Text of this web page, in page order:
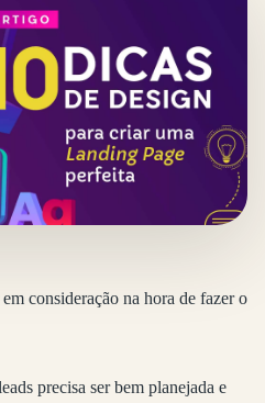
consideração na hora de fazer o
precisa ser bem planejada e